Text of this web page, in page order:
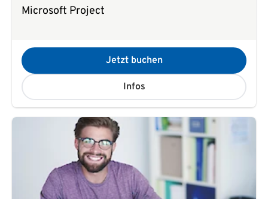
Microsoft Project
Jetzt buchen
Infos